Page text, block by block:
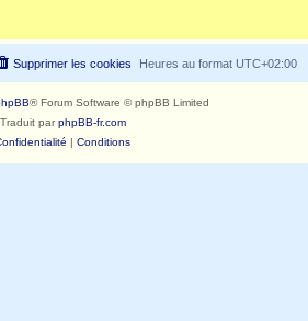
Heures au format UTC+02:00
Supprimer les cookies
® Forum Software © phpBB Limited
Traduit parphpBB-fr.com
| Conditions